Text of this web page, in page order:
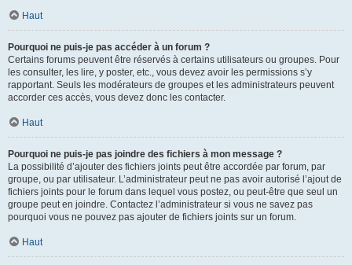
Haut
Pourquoi ne puis-je pas accéder à un forum ?
Certains forums peuvent être réservés à certains utilisateurs ou groupes. Pour
les consulter, les lire, y poster, etc., vous devez avoir les permissions s’y
rapportant. Seuls les modérateurs de groupes et les administrateurs peuvent
accorder ces accès, vous devez donc les contacter.
Haut
Pourquoi ne puis-je pas joindre des fichiers à mon message ?
La possibilité d’ajouter des fichiers joints peut être accordée par forum, par
groupe, ou par utilisateur. L’administrateur peut ne pas avoir autorisé l’ajout de
fichiers joints pour le forum dans lequel vous postez, ou peut-être que seul un
groupe peut en joindre. Contactez l’administrateur si vous ne savez pas
pourquoi vous ne pouvez pas ajouter de fichiers joints sur un forum.
Haut